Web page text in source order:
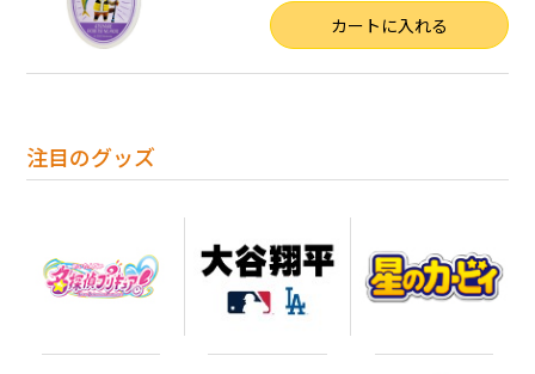
注目のグッズ
カートに入れる